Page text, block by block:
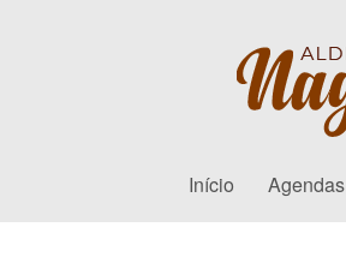
Início Agendas